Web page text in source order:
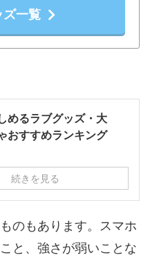
一覧
めるラブグッズ・大
おすすめランキング
続きを見る
のもあります。スマホ
と、強さが弱いことな